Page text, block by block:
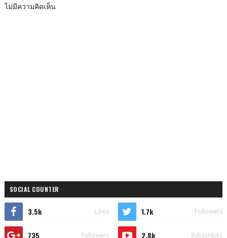
ไม่มีความคิดเห็น
SOCIAL COUNTER
3.5k Likes 1.7k Followers
735 Followers 2.8k Subscribes